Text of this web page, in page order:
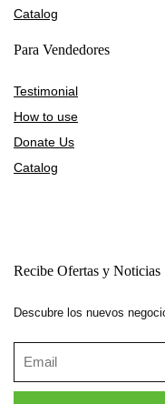
Catalog
Para Vendedores
Testimonial
How to use
Donate Us
Catalog
Recibe Ofertas y Noticias
Descubre los nuevos